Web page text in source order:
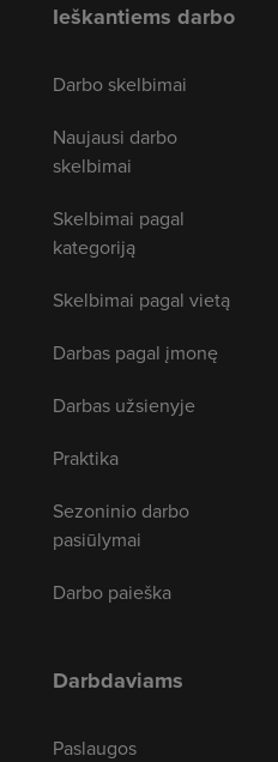
Ieškantiems darbo
Darbo skelbimai
Naujausi darbo
skelbimai
Skelbimai pagal
kategoriją
Skelbimai pagal vietą
Darbas pagal įmonę
Darbas užsienyje
Praktika
Sezoninio darbo
pasiūlymai
Darbo paieška
Darbdaviams
Paslaugos